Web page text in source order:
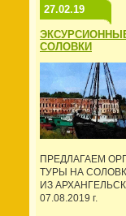
27.02.19
СОЛОВКИ
ПРЕДЛАГАЕМ
ТУРЫ НА
ИЗ
07.08.2019 г.